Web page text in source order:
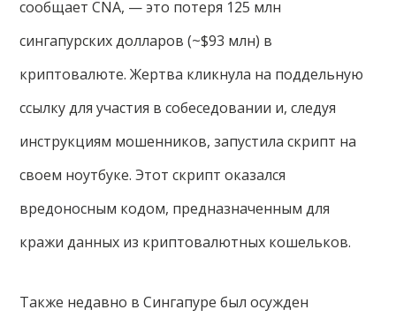
сообщает CNA, — это потеря 125 млн
сингапурских долларов (~$93 млн) в
криптовалюте. Жертва кликнула на поддельную
ссылку для участия в собеседовании и, следуя
инструкциям мошенников, запустила скрипт на
своем ноутбуке. Этот скрипт оказался
вредоносным кодом, предназначенным для
кражи данных из криптовалютных кошельков.
Также недавно в Сингапуре был осужден